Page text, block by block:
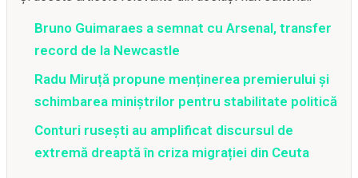
Bruno Guimaraes a semnat cu Arsenal, transfer
record de la Newcastle
Radu Miruță propune menținerea premierului și
schimbarea miniștrilor pentru stabilitate politică
Conturi rusești au amplificat discursul de
extremă dreaptă în criza migrației din Ceuta